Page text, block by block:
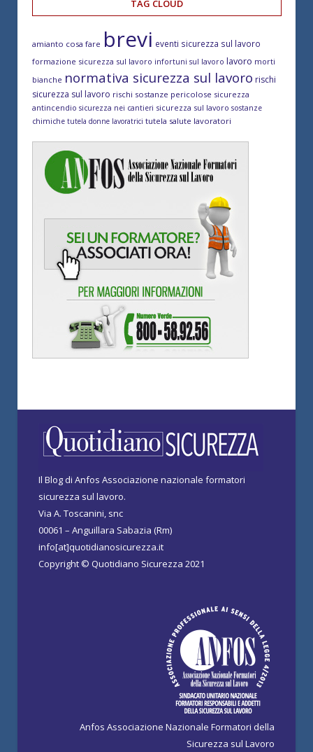
TAG CLOUD
amianto cosa fare brevi eventi sicurezza sul lavoro
formazione sicurezza sul lavoro infortuni sul lavoro lavoro morti
bianche normativa sicurezza sul lavoro rischi
sicurezza sul lavoro rischi sostanze pericolose sicurezza
antincendio sicurezza nei cantieri sicurezza sul lavoro sostanze
chimiche tutela donne lavoratrici tutela salute lavoratori
Il Blog di Anfos Associazione nazionale formatori
sicurezza sul lavoro.
Via A. Toscanini, snc
00061 – Anguillara Sabazia (Rm)
info[at]quotidianosicurezza.it
Copyright © Quotidiano Sicurezza 2021
Anfos Associazione Nazionale Formatori della
Sicurezza sul Lavoro